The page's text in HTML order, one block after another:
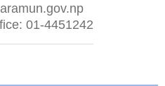
01-4451242